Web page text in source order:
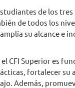
de los tres
de todos los
su alcance e
CFI Superior es
fortalecer su
Además,